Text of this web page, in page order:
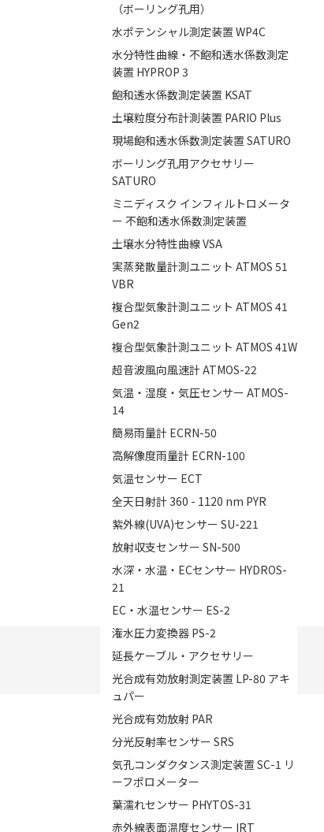
（ボーリング孔用）
水ポテンシャル測定装置 WP4C
水分特性曲線・不飽和透水係数測定
装置 HYPROP 3
飽和透水係数測定装置 KSAT
土壌粒度分布計測装置 PARIO Plus
現場飽和透水係数測定装置 SATURO
ボーリング孔用アクセサリー
SATURO
ミニディスク インフィルトロメータ
ー 不飽和透水係数測定装置
土壌水分特性曲線 VSA
実蒸発散量計測ユニット ATMOS 51
VBR
複合型気象計測ユニット ATMOS 41
Gen2
複合型気象計測ユニット ATMOS 41W
超音波風向風速計 ATMOS-22
気温・湿度・気圧センサー ATMOS-
14
簡易雨量計 ECRN-50
高解像度雨量計 ECRN-100
気温センサー ECT
全天日射計 360 - 1120 nm PYR
紫外線(UVA)センサー SU-221
放射収支センサー SN-500
水深・水温・ECセンサー HYDROS-
21
EC・水温センサー ES-2
潅水圧力変換器 PS-2
延長ケーブル・アクセサリー
光合成有効放射測定装置 LP-80 アキ
ュパー
光合成有効放射 PAR
分光反射率センサー SRS
気孔コンダクタンス測定装置 SC-1 リ
ーフポロメーター
葉濡れセンサー PHYTOS-31
赤外線表面温度センサー IRT